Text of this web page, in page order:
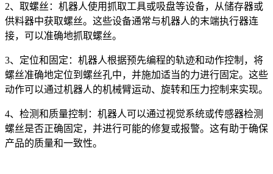
2、取螺丝：机器人使用抓取工具或吸盘等设备，从储存器或
供料器中获取螺丝。这些设备通常与机器人的末端执行器连
接，可以准确地抓取螺丝。
3、定位和固定：机器人根据预先编程的轨迹和动作控制，将
螺丝准确地定位到螺丝孔中，并施加适当的力进行固定。这些
动作可以通过机器人的机械臂运动、旋转和压力控制来实现。
4、检测和质量控制：机器人可以通过视觉系统或传感器检测
螺丝是否正确固定，并进行可能的修复或报警。这有助于确保
产品的质量和一致性。